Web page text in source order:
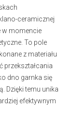
ceramicznej
w momencie
To pole
z materiału
przekształcania
dno garnka się
Dzięki temu unika
efektywnym